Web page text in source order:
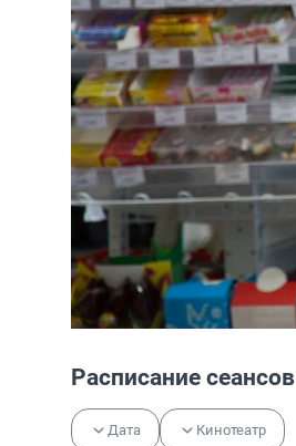
Расписание сеансов
Дата Кинотеатр